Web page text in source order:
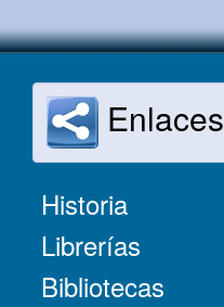
Enlaces
Historia
Librerías
Bibliotecas